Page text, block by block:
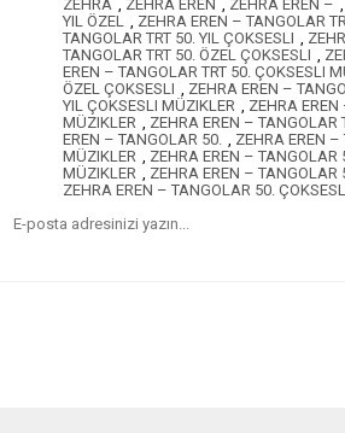
ZEHRA , ZEHRA EREN , ZEHRA EREN – ,
YIL ÖZEL , ZEHRA EREN – TANGOLAR
TANGOLAR TRT 50. YIL ÇOKSESLI ,
TANGOLAR TRT 50. ÖZEL ÇOKSESLI ,
EREN – TANGOLAR TRT 50. ÇOKSESLI
ÖZEL ÇOKSESLI , ZEHRA EREN –
YIL ÇOKSESLI MÜZIKLER , ZEHRA
MÜZIKLER , ZEHRA EREN – TANGOLAR
EREN – TANGOLAR 50. , ZEHRA EREN
MÜZIKLER , ZEHRA EREN – TANGOLAR
MÜZIKLER , ZEHRA EREN – TANGOLAR
ZEHRA EREN – TANGOLAR 50.